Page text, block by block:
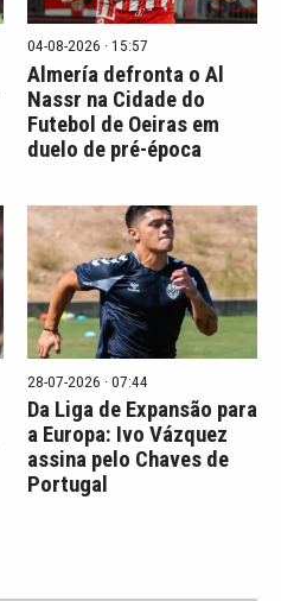
04-08-2026 · 15:57
Almería defronta o Al
Nassr na Cidade do
Futebol de Oeiras em
duelo de pré-época
28-07-2026 · 07:44
Da Liga de Expansão para
a Europa: Ivo Vázquez
assina pelo Chaves de
Portugal